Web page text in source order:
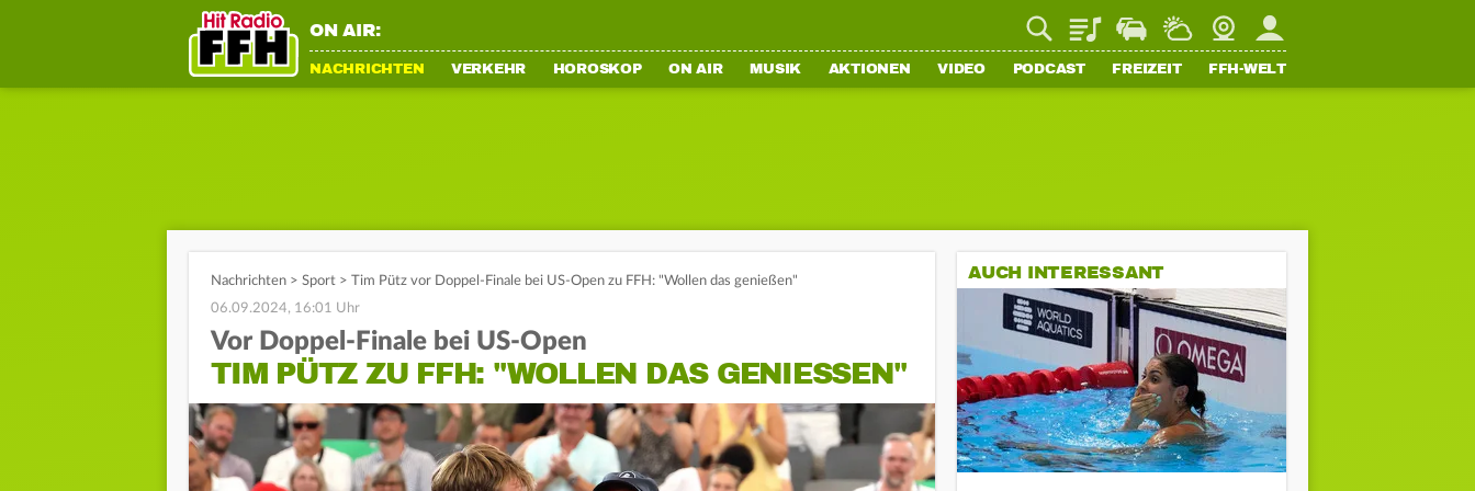
ON AIR: PlaylistStaupilotWetterWebcamMein FFH
NACHRICHTEN VERKEHR HOROSKOP ON AIR MUSIK AKTIONEN VIDEO PODCAST FREIZEIT FFH-WELT
Nachrichten > Sport > Tim Pütz vor Doppel-Finale bei US-Open zu FFH: "Wollen das genießen"
06.09.2024, 16:01 Uhr
Vor Doppel-Finale bei US-Open
TIM PÜTZ ZU FFH: "WOLLEN DAS GENIESSEN"
AUCH INTERESSANT